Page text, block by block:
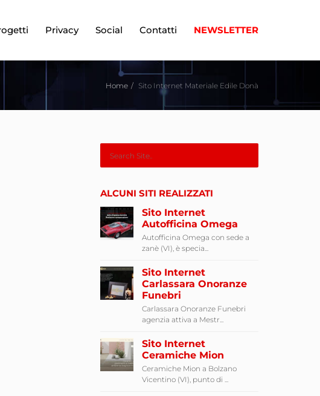
Privacy Social Contatti NEWSLETTER
Home Sito Internet Materiale Edile Donà
ALCUNI SITI REALIZZATI
Sito Internet
Autofficina Omega
Autofficina Omega con sede a
zanè (VI), è specia...
Sito Internet
Carlassara Onoranze
Funebri
Carlassara Onoranze Funebri
agenzia attiva a Mestr...
Sito Internet
Ceramiche Mion
Ceramiche Mion a Bolzano
Vicentino (VI), punto di ...